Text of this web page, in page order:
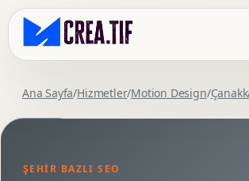
Ana Sayfa/Hizmetler/Motion Design/
ŞEHIR BAZLI SEO